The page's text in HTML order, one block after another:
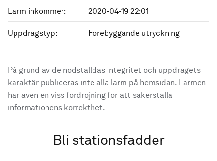
Larm inkommer: 2020-04-19 22:01
Uppdragstyp: Förebyggande utryckning
På grund av de nödställdas integritet och uppdragets
karaktär publiceras inte alla larm på hemsidan. Larmen
har även en viss fördröjning för att säkerställa
informationens korrekthet.
Bli stationsfadder